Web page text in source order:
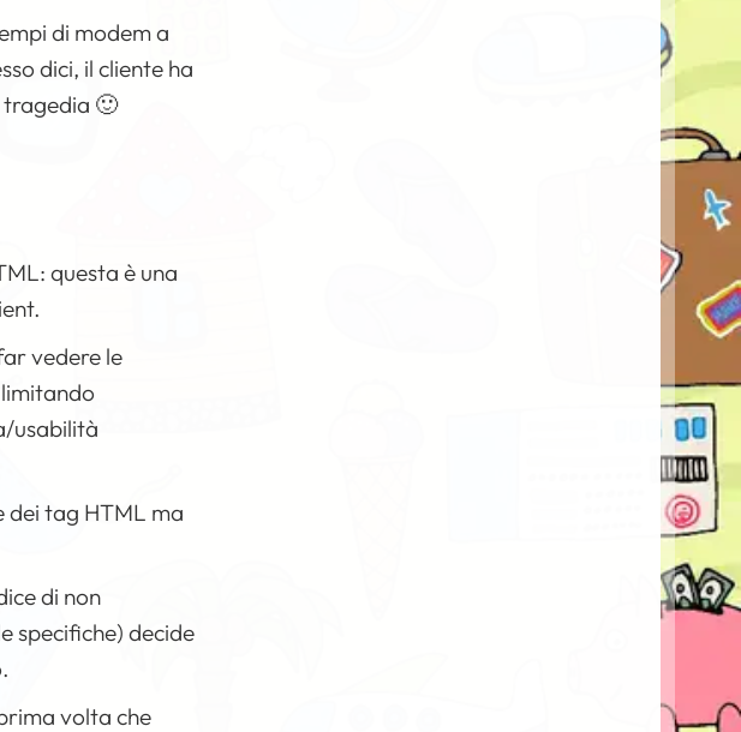
di modem a
dici, il cliente ha
tragedia 🙂
questa è una
vedere le
usabilità
dei tag HTML ma
di non
specifiche) decide
volta che